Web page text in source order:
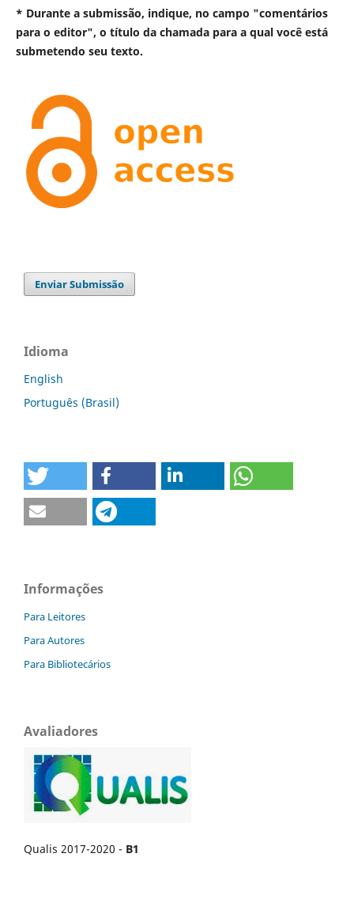
* Durante a submissão, indique, no campo "comentários
para o editor", o título da chamada para a qual você está
submetendo seu texto.
Enviar Submissão
Idioma
English
Português (Brasil)
Informações
Para Leitores
Para Autores
Para Bibliotecários
Avaliadores
Qualis 2017-2020 - B1